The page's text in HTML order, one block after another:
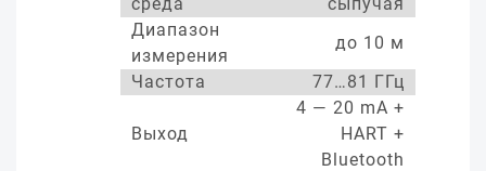
Диапазон
измерения
до 10 м
Частота
77…81 ГГц
Выход
4 — 20 mA +
HART +
Bluetooth